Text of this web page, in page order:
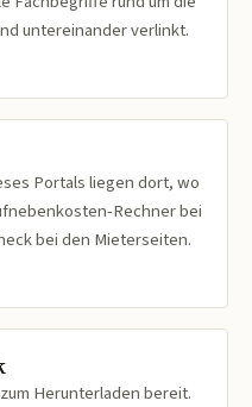
untereinander verlinkt.
Portals liegen dort, wo
Rechner bei
bei den Mieterseiten.
Herunterladen bereit.